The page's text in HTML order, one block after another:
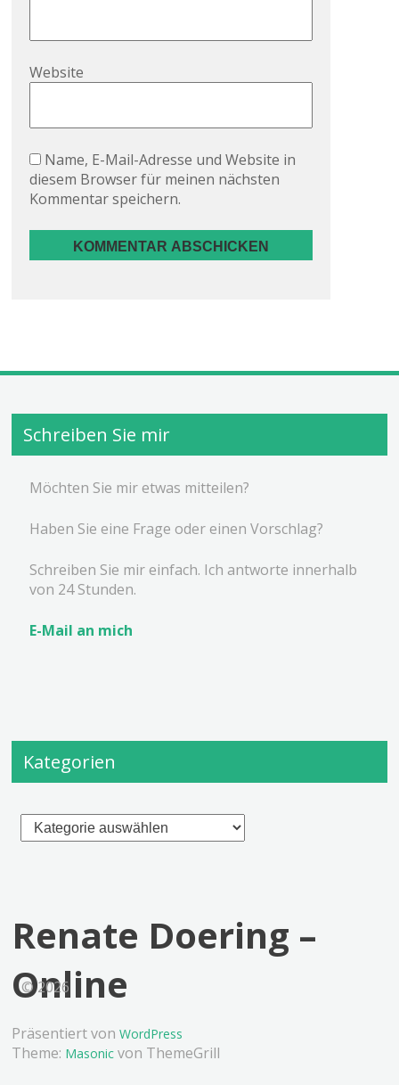
Website
Name, E-Mail-Adresse und Website in
diesem Browser für meinen nächsten
Kommentar speichern.
Schreiben Sie mir
Möchten Sie mir etwas mitteilen?
Haben Sie eine Frage oder einen Vorschlag?
Schreiben Sie mir einfach. Ich antworte innerhalb
von 24 Stunden.
E-Mail an mich
Kategorien
Kategorien
Renate Doering –
Online
© 2026
Präsentiert vonWordPress
Theme: Masonic von ThemeGrill